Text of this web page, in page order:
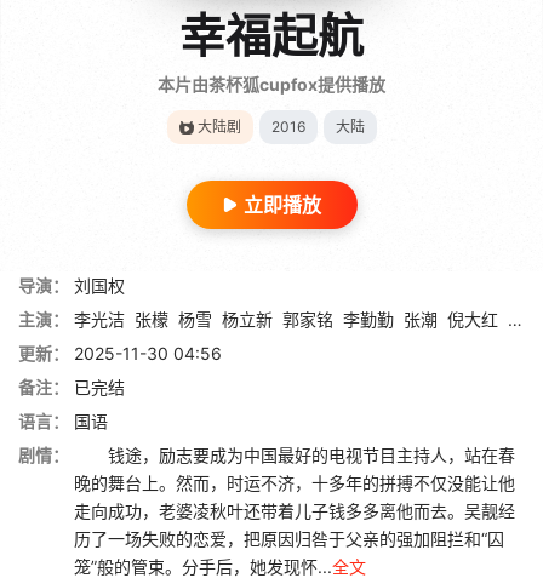
幸福起航
本片由茶杯狐cupfox提供播放
大陆剧 2016 大陆
立即播放
导演：
刘国权
主演：
李光洁 张檬 杨雪 杨立新 郭家铭 李勤勤 张潮 倪大红 刘牧
更新：
2025-11-30 04:56
备注：
已完结
语言：
国语
剧情：
钱途，励志要成为中国最好的电视节目主持人，站在春
晚的舞台上。然而，时运不济，十多年的拼搏不仅没能让他
走向成功，老婆凌秋叶还带着儿子钱多多离他而去。吴靓经
历了一场失败的恋爱，把原因归咎于父亲的强加阻拦和“囚
笼”般的管束。分手后，她发现怀...全文